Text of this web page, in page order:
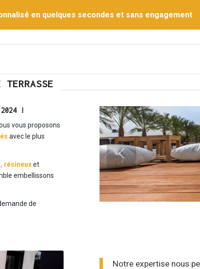
en quelques secondes et sans engagement
TERRASSE
!
vous proposons
avec le plus
, résineuxet
embellissons
de
Notre expertise nous